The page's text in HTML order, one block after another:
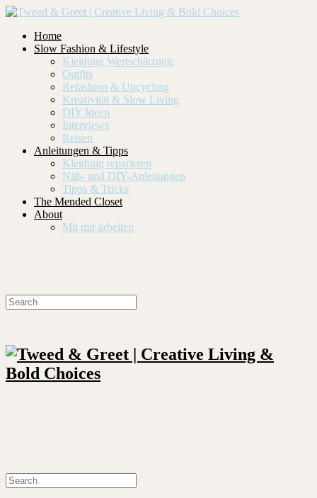
Home
Slow Fashion & Lifestyle
Kleidung Wertschätzung
Outfits
Refashion & Upcycling
Kreativität & Slow Living
DIY Ideen
Interviews
Reisen
Anleitungen & Tipps
Kleidung reparieren
Näh- und DIY-Anleitungen
Tipps & Tricks
The Mended Closet
About
Mit mir arbeiten